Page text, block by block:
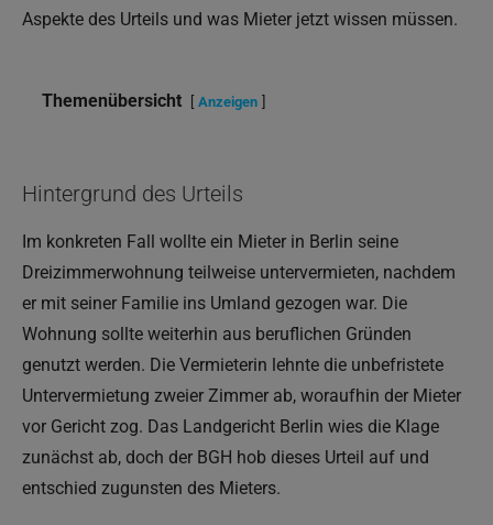
Aspekte des Urteils und was Mieter jetzt wissen müssen.
Themenübersicht Anzeigen
Hintergrund des Urteils
Im konkreten Fall wollte ein Mieter in Berlin seine
Dreizimmerwohnung teilweise untervermieten, nachdem
er mit seiner Familie ins Umland gezogen war. Die
Wohnung sollte weiterhin aus beruflichen Gründen
genutzt werden. Die Vermieterin lehnte die unbefristete
Untervermietung zweier Zimmer ab, woraufhin der Mieter
vor Gericht zog. Das Landgericht Berlin wies die Klage
zunächst ab, doch der BGH hob dieses Urteil auf und
entschied zugunsten des Mieters.